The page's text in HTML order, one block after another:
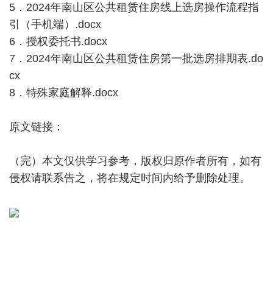
5．2024年南山区公共租赁住房线上选房操作流程指
引（手机端）.docx
6．授权委托书.docx
7．2024年南山区公共租赁住房第一批选房排期表.do
cx
8．特殊家庭解释.docx
原文链接：
（完）本文仅供学习参考，版权归原作者所有，如有
侵权请联系告之，将在规定时间内给予删除处理。